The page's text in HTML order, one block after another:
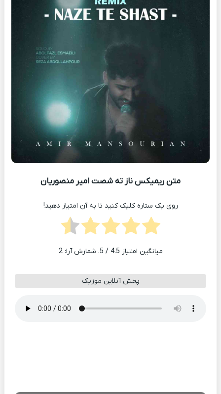
متن ریمیکس ناز ته شصت امیر منصوریان
روی یک ستاره کلیک کنید تا به آن امتیاز دهید!
میانگین امتیاز 4.5 / 5. شمارش آرا: 2
پخش آنلاین موزیک